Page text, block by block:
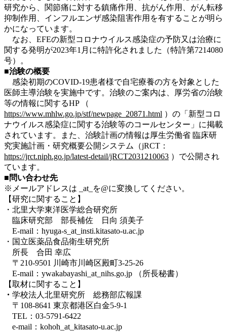
研究から、関節痛に対する鎮痛作用、抗がん作用、がん転移
抑制作用、インフルエンザ感染阻害作用を有することが明ら
かになっています。
なお、EFEの新型コロナウイルス感染症の予防又は治療に
関する発明が2023年1月に特許化されました（特許第7214080
号）。
■治験の概要
感染初期のCOVID-19患者様で自宅療養の方を対象とした
医師主導治験を実施中です。治験のご案内は、厚労省の治験
等の情報に関するHP （
https://www.mhlw.go.jp/stf/newpage_20871.html ）の「新型コロ
ナウイルス感染症に関する治験等のコールセンター」に掲載
されています。また、治験計画の情報は厚生労働省 臨床研
究実施計画・研究概要公開システム（jRCT：
https://jrct.niph.go.jp/latest-detail/jRCT2031210063 ）で公開され
ています。
■問い合わせ先
※メールアドレスは _at_を@に変換してください。
【研究に関すること】
・北里大学東洋医学総合研究所
臨床研究部 部長補佐 日向 須美子
E-mail：hyuga-s_at_insti.kitasato-u.ac.jp
・国立医薬品食品衛生研究所
所長 合田 幸広
〒210-9501 川崎市川崎区殿町3-25-26
E-mail：ywakabayashi_at_nihs.go.jp （所長秘書）
【取材に関すること】
・ 学校法人北里研究所 総務部広報課
〒108-8641 東京都港区白金5-9-1
TEL：03-5791-6422
e-mail：kohoh_at_kitasato-u.ac.jp